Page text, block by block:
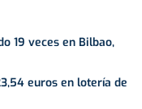
19 veces en Bilbao,
euros en lotería de